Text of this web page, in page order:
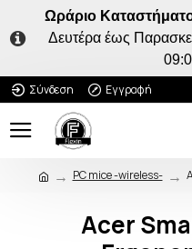
Ωράριο
Δευτέρα έως
Σύνδεση
Εγγραφή
PC mice -wireless-
Acer